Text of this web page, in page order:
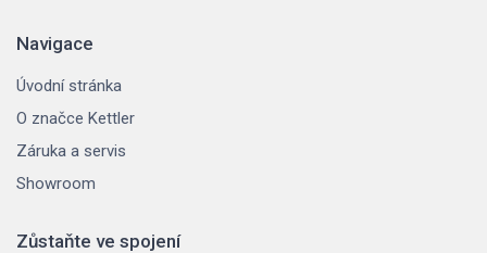
Navigace
Úvodní stránka
O značce Kettler
Záruka a servis
Showroom
Zůstaňte ve spojení